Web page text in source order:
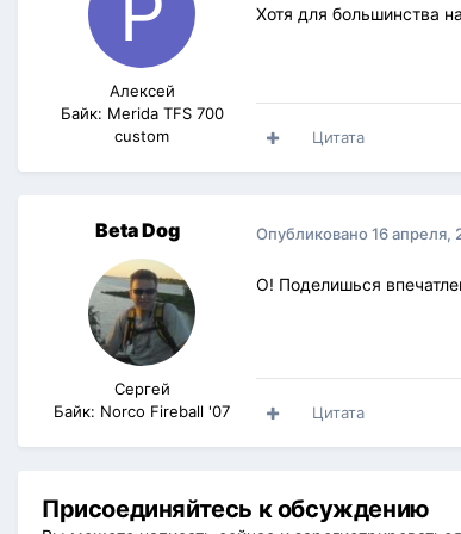
Алексей
Байк: Merida TFS 700
custom
Хотя для большинства
Цитата
Beta Dog
Сергей
Байк: Norco Fireball '07
Опубликовано16 апреля,
О! Поделишься
Цитата
Присоединяйтесь к обсуждению